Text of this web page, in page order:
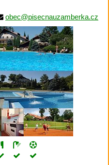
obec@pisecnauzamberka.cz